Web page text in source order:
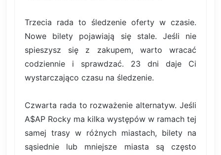
Trzecia rada to śledzenie oferty w czasie.
Nowe bilety pojawiają się stale. Jeśli nie
spieszysz się z zakupem, warto wracać
codziennie i sprawdzać. 23 dni daje Ci
wystarczająco czasu na śledzenie.
Czwarta rada to rozważenie alternatyw. Jeśli
A$AP Rocky ma kilka występów w ramach tej
samej trasy w różnych miastach, bilety na
sąsiednie lub mniejsze miasta są często